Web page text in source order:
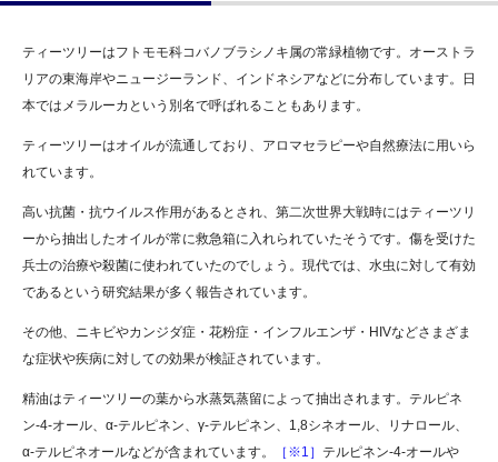
ティーツリーはフトモモ科コバノブラシノキ属の常緑植物です。オーストラ
リアの東海岸やニュージーランド、インドネシアなどに分布しています。日
本ではメラルーカという別名で呼ばれることもあります。
ティーツリーはオイルが流通しており、アロマセラピーや自然療法に用いら
れています。
高い抗菌・抗ウイルス作用があるとされ、第二次世界大戦時にはティーツリ
ーから抽出したオイルが常に救急箱に入れられていたそうです。傷を受けた
兵士の治療や殺菌に使われていたのでしょう。現代では、水虫に対して有効
であるという研究結果が多く報告されています。
その他、ニキビやカンジダ症・花粉症・インフルエンザ・HIVなどさまざま
な症状や疾病に対しての効果が検証されています。
精油はティーツリーの葉から水蒸気蒸留によって抽出されます。テルピネ
ン-4-オール、α-テルピネン、γ-テルピネン、1,8シネオール、リナロール、
α-テルピネオールなどが含まれています。
［※1］ テルピネン-4-オールや